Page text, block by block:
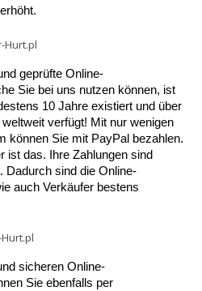
geprüfte Online-
10 Jahre existiert und über
verfügt! Mit nur wenigen
können Sie mit PayPal bezahlen.
ist das. Ihre Zahlungen sind
Dadurch sind die Online-
auch Verkäufer bestens
sicheren Online-